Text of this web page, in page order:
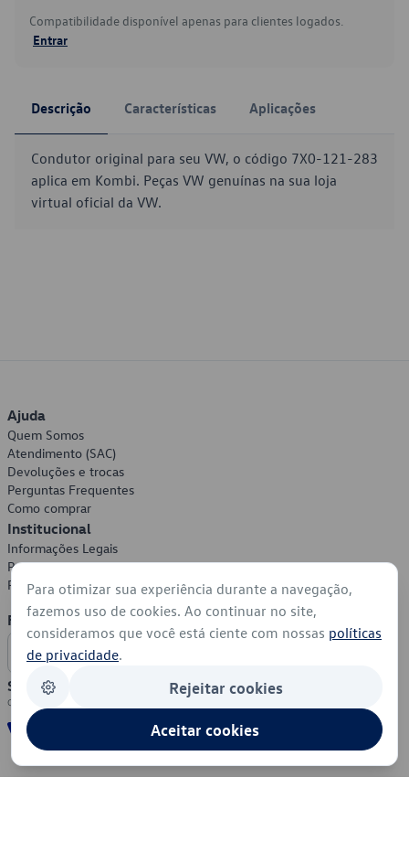
Compatibilidade disponível apenas para clientes logados.
Entrar
Descrição Características Aplicações
Condutor original para seu VW, o código 7X0-121-283
aplica em Kombi. Peças VW genuínas na sua loja
virtual oficial da VW.
Ajuda
Quem Somos
Atendimento (SAC)
Devoluções e trocas
Perguntas Frequentes
Como comprar
Institucional
Informações Legais
Política de Privacidade
Política de Cookies
Formas de Pagamento
Segurança
Para otimizar sua experiência durante a navegação,
fazemos uso de cookies. Ao continuar no site,
consideramos que você está ciente com nossas políticas
de privacidade.
Rejeitar cookies
Aceitar cookies